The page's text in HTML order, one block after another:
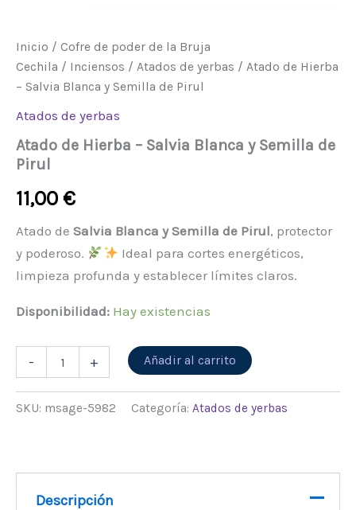
Inicio / Cofre de poder de la Bruja
Cechila / Inciensos / Atados de yerbas / Atado de Hierba
– Salvia Blanca y Semilla de Pirul
Atados de yerbas
Atado de Hierba – Salvia Blanca y Semilla de
Pirul
11,00 €
Atado de Salvia Blanca y Semilla de Pirul, protector
y poderoso.
Ideal para cortes energéticos,
limpieza profunda y establecer límites claros.
Disponibilidad: Hay existencias
- + Añadir al carrito
SKU: msage-5982 Categoría: Atados de yerbas
Descripción